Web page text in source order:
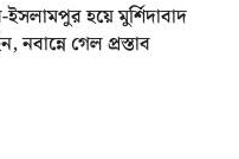
হয়ে মুর্শিদাবাদ
নবান্নে গেল প্রস্তাব